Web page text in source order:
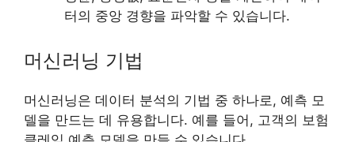
터의 중앙 경향을 파악할 수 있습니다.
머신러닝 기법
머신러닝은 데이터 분석의 기법 중 하나로, 예측 모
델을 만드는 데 유용합니다. 예를 들어, 고객의 보험